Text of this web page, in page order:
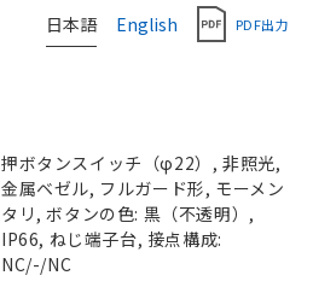
日本語 English PDF出力
押ボタンスイッチ（φ22）, 非照光,
金属ベゼル, フルガード形, モーメン
タリ, ボタンの色: 黒（不透明）,
IP66, ねじ端子台, 接点構成:
NC/-/NC